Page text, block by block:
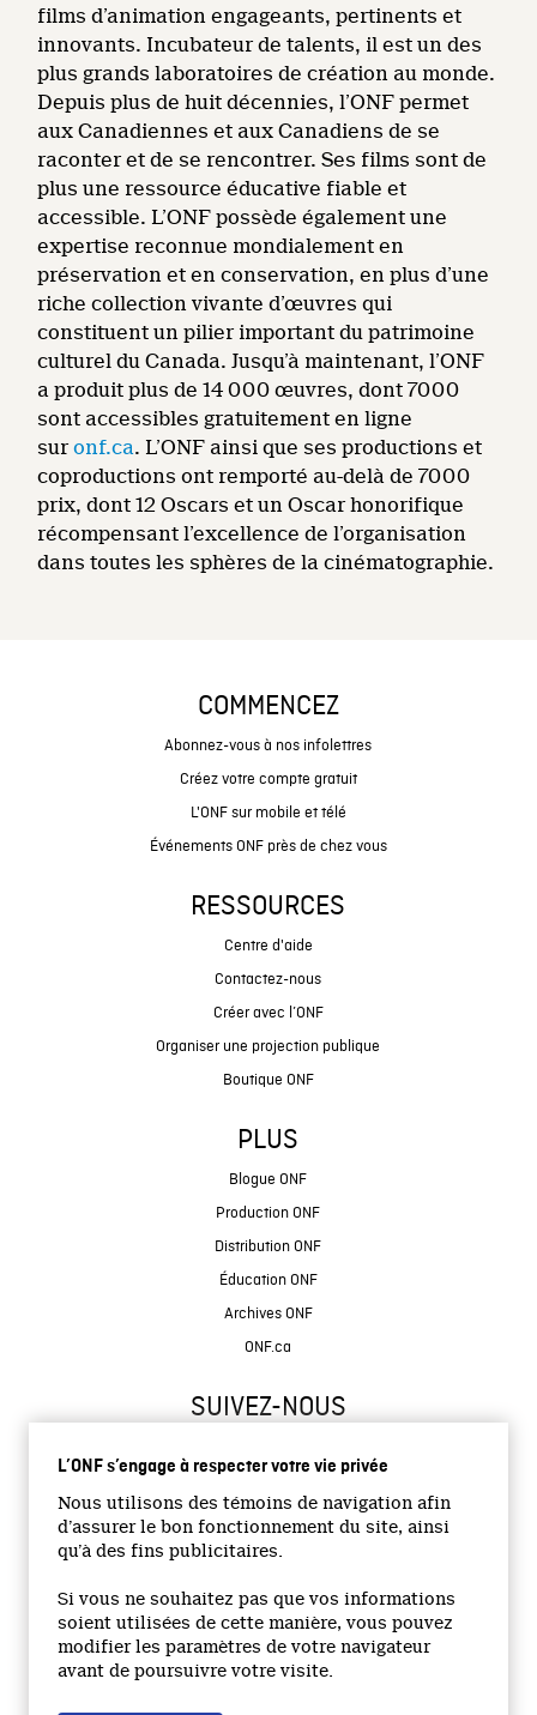
L’ONF s’engage à respecter votre vie privée
Nous utilisons des témoins de navigation afin
d’assurer le bon fonctionnement du site, ainsi
qu’à des fins publicitaires.
Si vous ne souhaitez pas que vos informations
soient utilisées de cette manière, vous pouvez
modifier les paramètres de votre navigateur
avant de poursuivre votre visite.
films d’animation engageants, pertinents et
innovants. Incubateur de talents, il est un des
plus grands laboratoires de création au monde.
Depuis plus de huit décennies, l’ONF permet
aux Canadiennes et aux Canadiens de se
raconter et de se rencontrer. Ses films sont de
plus une ressource éducative fiable et
accessible. L’ONF possède également une
expertise reconnue mondialement en
préservation et en conservation, en plus d’une
riche collection vivante d’œuvres qui
constituent un pilier important du patrimoine
culturel du Canada. Jusqu’à maintenant, l’ONF
a produit plus de 14 000 œuvres, dont 7000
sont accessibles gratuitement en ligne
suronf.ca. L’ONF ainsi que ses productions et
coproductions ont remporté au-delà de 7000
prix, dont 12 Oscars et un Oscar honorifique
récompensant l’excellence de l’organisation
dans toutes les sphères de la cinématographie.
COMMENCEZ
Abonnez-vous à nos infolettres
Créez votre compte gratuit
L'ONF sur mobile et télé
Événements ONF près de chez vous
RESSOURCES
Centre d'aide
Contactez-nous
Créer avec l’ONF
Organiser une projection publique
Boutique ONF
PLUS
Blogue ONF
Production ONF
Distribution ONF
Éducation ONF
Archives ONF
ONF.ca
SUIVEZ-NOUS
Site institutionnel
Accessibilité